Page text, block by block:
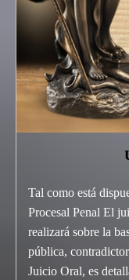
Tal como está
Procesal Penal El
realizará sobre la
pública,
Juicio Oral, es